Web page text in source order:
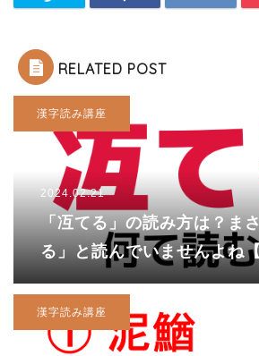
RELATED POST
漢字読み講座
2024.02.21
「冱てる」の読み方は？ま
る」と読んでいませんよね
漢字読み講座